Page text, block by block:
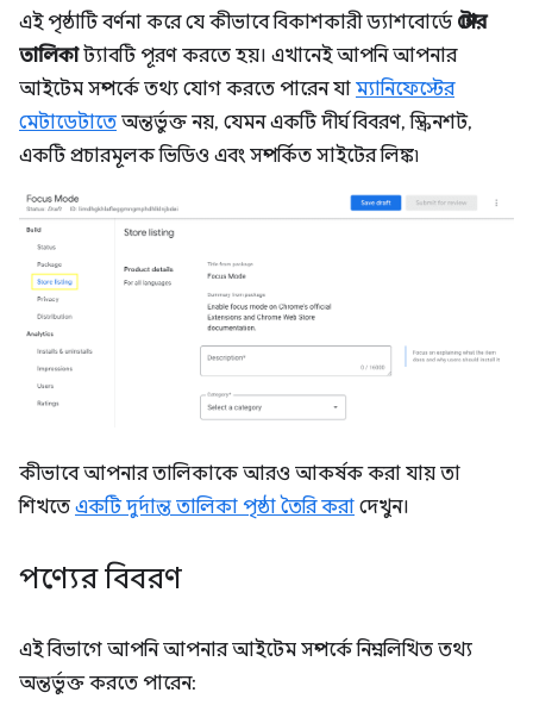
এই পৃষ্ঠাটি বর্ণনা করে যে কীভাবে বিকাশকারী ড্যাশবোর্ডে স্টোর
তালিকাট্যাবটি পূরণ করতে হয়। এখানেই আপনি আপনার
আইটেম সম্পর্কে তথ্য যোগ করতে পারেন যা ম্যানিফেস্টের
মেটাডেটাতে অন্তর্ভুক্ত নয়, যেমন একটি দীর্ঘ বিবরণ, স্ক্রিনশট,
একটি প্রচারমূলক ভিডিও এবং সম্পর্কিত সাইটের লিঙ্ক৷
কীভাবে আপনার তালিকাকে আরও আকর্ষক করা যায় তা
শিখতে একটি দুর্দান্ত তালিকা পৃষ্ঠা তৈরি করা দেখুন।
পণ্যের বিবরণ
এই বিভাগে আপনি আপনার আইটেম সম্পর্কে নিম্নলিখিত তথ্য
অন্তর্ভুক্ত করতে পারেন: